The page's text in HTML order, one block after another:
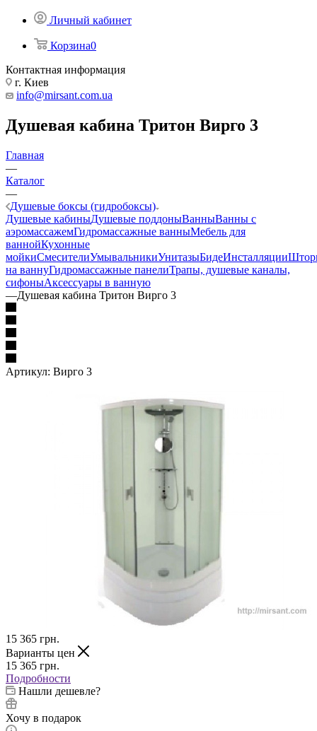
Личный кабинет
Корзина0
Контактная информация
г. Киев
info@mirsant.com.ua
Душевая кабина Тритон Вирго 3
Главная
—
Каталог
—
Душевые боксы (гидробоксы)
Душевые кабиныДушевые поддоныВанныВанны с
аэромассажемГидромассажные ванныМебель для
ваннойКухонные
мойкиСмесителиУмывальникиУнитазыБидеИнсталляции
на ваннуГидромассажные панелиТрапы, душевые каналы,
сифоныАксессуары в ванную
—Душевая кабина Тритон Вирго 3
Артикул: Вирго 3
15 365 грн.
Варианты цен
15 365 грн.
Подробности
Нашли дешевле?
Хочу в подарок